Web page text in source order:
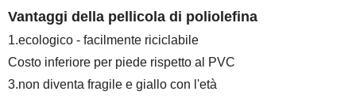
Vantaggi della pellicola di poliolefina
1.ecologico - facilmente riciclabile
Costo inferiore per piede rispetto al PVC
3.non diventa fragile e giallo con l'età